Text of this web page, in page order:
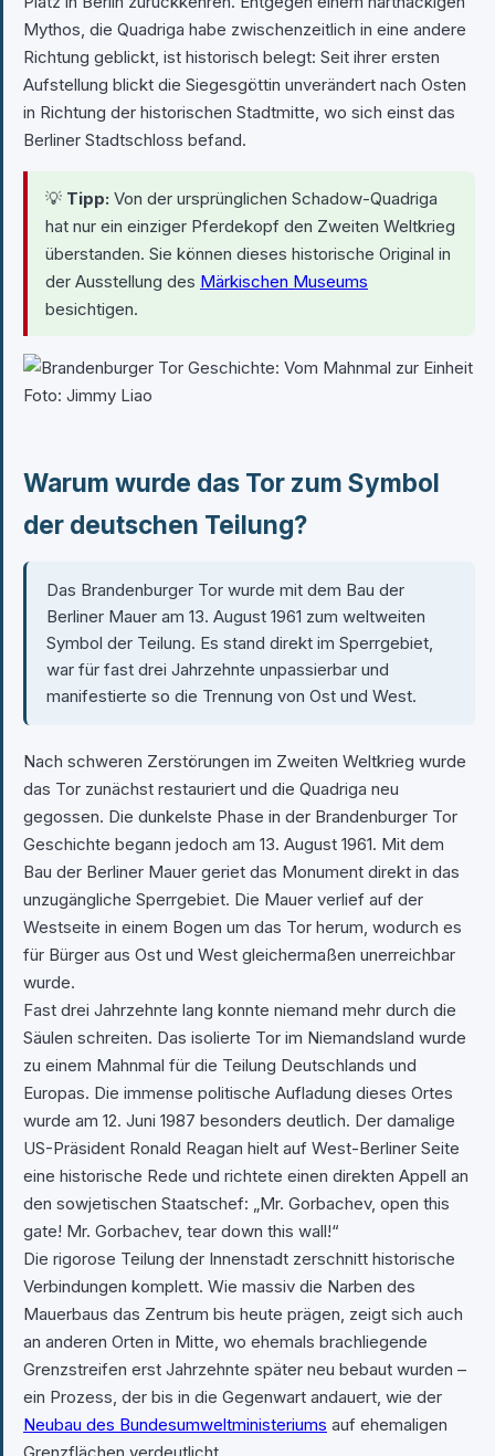
Mythos, die Quadriga habe zwischenzeitlich in eine andere
Richtung geblickt, ist historisch belegt: Seit ihrer ersten
Aufstellung blickt die Siegesgöttin unverändert nach Osten
in Richtung der historischen Stadtmitte, wo sich einst das
Berliner Stadtschloss befand.
💡 Tipp: Von der ursprünglichen Schadow-Quadriga
hat nur ein einziger Pferdekopf den Zweiten Weltkrieg
überstanden. Sie können dieses historische Original in
der Ausstellung des Märkischen Museums
besichtigen.
Foto: Jimmy Liao
Warum wurde das Tor zum Symbol
der deutschen Teilung?
Das Brandenburger Tor wurde mit dem Bau der
Berliner Mauer am 13. August 1961 zum weltweiten
Symbol der Teilung. Es stand direkt im Sperrgebiet,
war für fast drei Jahrzehnte unpassierbar und
manifestierte so die Trennung von Ost und West.
Nach schweren Zerstörungen im Zweiten Weltkrieg wurde
das Tor zunächst restauriert und die Quadriga neu
gegossen. Die dunkelste Phase in der Brandenburger Tor
Geschichte begann jedoch am 13. August 1961. Mit dem
Bau der Berliner Mauer geriet das Monument direkt in das
unzugängliche Sperrgebiet. Die Mauer verlief auf der
Westseite in einem Bogen um das Tor herum, wodurch es
für Bürger aus Ost und West gleichermaßen unerreichbar
wurde.
Fast drei Jahrzehnte lang konnte niemand mehr durch die
Säulen schreiten. Das isolierte Tor im Niemandsland wurde
zu einem Mahnmal für die Teilung Deutschlands und
Europas. Die immense politische Aufladung dieses Ortes
wurde am 12. Juni 1987 besonders deutlich. Der damalige
US-Präsident Ronald Reagan hielt auf West-Berliner Seite
eine historische Rede und richtete einen direkten Appell an
den sowjetischen Staatschef: „Mr. Gorbachev, open this
gate! Mr. Gorbachev, tear down this wall!“
Die rigorose Teilung der Innenstadt zerschnitt historische
Verbindungen komplett. Wie massiv die Narben des
Mauerbaus das Zentrum bis heute prägen, zeigt sich auch
an anderen Orten in Mitte, wo ehemals brachliegende
Grenzstreifen erst Jahrzehnte später neu bebaut wurden –
ein Prozess, der bis in die Gegenwart andauert, wie der
Neubau des Bundesumweltministeriums auf ehemaligen